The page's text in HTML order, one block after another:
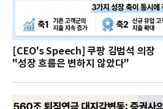
[CEO's Speech] 쿠팡 김범석 의장
"성장 흐름은 변하지 않았다"